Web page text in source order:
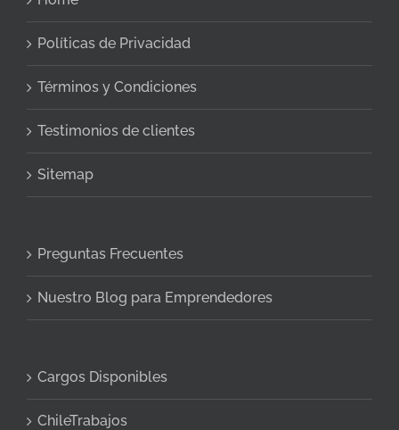
Políticas de Privacidad
Términos y Condiciones
Testimonios de clientes
Sitemap
Preguntas Frecuentes
Nuestro Blog para Emprendedores
Cargos Disponibles
ChileTrabajos